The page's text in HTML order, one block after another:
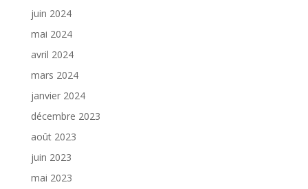
juin 2024
mai 2024
avril 2024
mars 2024
janvier 2024
décembre 2023
août 2023
juin 2023
mai 2023